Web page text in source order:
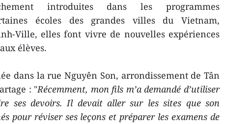
introduites dans les programmes
écoles des grandes villes du Vietnam,
Ville, elles font vivre de nouvelles expériences
élèves.
dans la rue Nguyên Son, arrondissement de Tân
: "Récemment, mon fils m’a demandé d’utiliser
ses devoirs. Il devait aller sur les sites que son
pour réviser ses leçons et préparer les examens de